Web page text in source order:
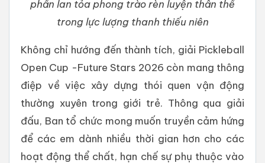
phần lan tỏa phong trào rèn luyện thân thể
trong lực lượng thanh thiếu niên
Không chỉ hướng đến thành tích, giải Pickleball
Open Cup -Future Stars 2026 còn mang thông
điệp về việc xây dựng thói quen vận động
thường xuyên trong giới trẻ. Thông qua giải
đấu, Ban tổ chức mong muốn truyền cảm hứng
để các em dành nhiều thời gian hơn cho các
hoạt động thể chất, hạn chế sự phụ thuộc vào